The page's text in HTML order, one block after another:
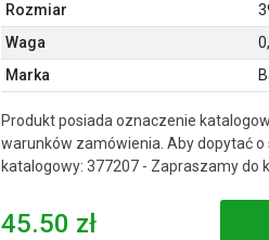
Rozmiar
Waga
Marka
Produkt posiada oznaczenie
warunków zamówienia. Aby dopytać
katalogowy: 377207 - Zapraszamy do
45.50 zł